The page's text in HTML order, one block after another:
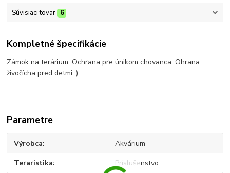
Súvisiaci tovar 6
Kompletné špecifikácie
Zámok na terárium. Ochrana pre únikom chovanca. Ohrana
živočícha pred detmi :)
Parametre
Výrobca Akvárium
Teraristika Príslušenstvo